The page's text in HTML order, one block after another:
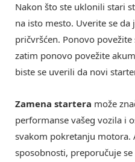
Nakon što ste uklonili stari
na isto mesto. Uverite se
pričvršćen. Ponovo
zatim ponovo povežite
biste se uverili da novi
Zamena startera može
performanse vašeg vozila i
svakom pokretanju motora.
sposobnosti, preporučuje